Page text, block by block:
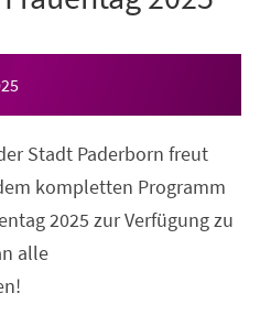
Stadt Paderborn freut
kompletten Programm
2025 zur Verfügung zu
alle